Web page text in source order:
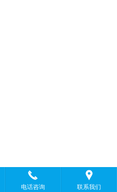
电话咨询 联系我们